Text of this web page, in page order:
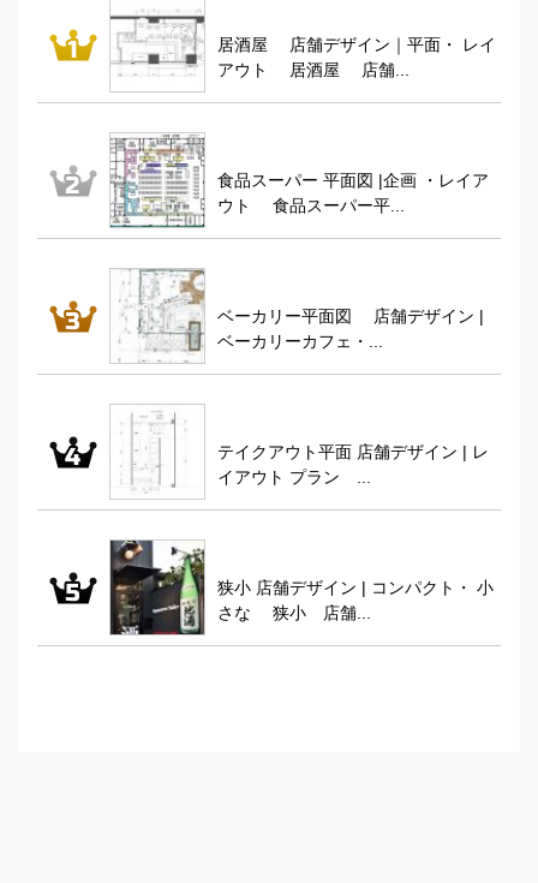
居酒屋 店舗デザイン｜平面・ レイ
アウト 居酒屋 店舗...
食品スーパー 平面図 |企画 ・レイア
ウト 食品スーパー平...
ベーカリー平面図 店舗デザイン |
ベーカリーカフェ・...
テイクアウト平面 店舗デザイン | レ
イアウト プラン ...
狭小 店舗デザイン | コンパクト・ 小
さな 狭小 店舗...